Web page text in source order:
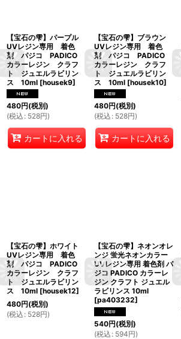
【宝石の雫】パープル
UVレジン専用 着色
剤 パジコ PADICO
カラーレジン クラフ
ト ジュエルラビリン
ス 10ml [housek9]
480円(税別)
(税込 : 528円)
カートに入れる
【宝石の雫】ブラウン
UVレジン専用 着色
剤 パジコ PADICO
カラーレジン クラフ
ト ジュエルラビリン
ス 10ml [housek10]
480円(税別)
(税込 : 528円)
カートに入れる
【宝石の雫】ホワイト
UVレジン専用 着色
剤 パジコ PADICO
カラーレジン クラフ
ト ジュエルラビリン
ス 10ml [housek12]
480円(税別)
(税込 : 528円)
【宝石の雫】ネオンオレ
ンジ 蛍光ネオンカラー
UVレジン専用 着色剤 パ
ジコ PADICO カラーレ
ジン クラフト ジュエル
ラビリンス 10ml
[pa403232]
540円(税別)
(税込 : 594円)